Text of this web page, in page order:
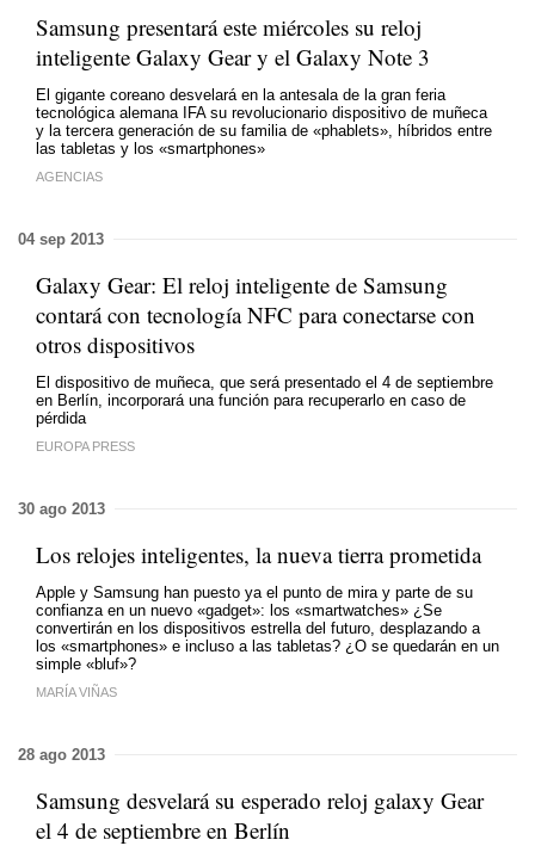
Samsung presentará este miércoles su reloj
inteligente Galaxy Gear y el Galaxy Note 3
El gigante coreano desvelará en la antesala de la gran feria
tecnológica alemana IFA su revolucionario dispositivo de muñeca
y la tercera generación de su familia de «phablets», híbridos entre
las tabletas y los «smartphones»
AGENCIAS
04 sep 2013
Galaxy Gear: El reloj inteligente de Samsung
contará con tecnología NFC para conectarse con
otros dispositivos
El dispositivo de muñeca, que será presentado el 4 de septiembre
en Berlín, incorporará una función para recuperarlo en caso de
pérdida
EUROPA PRESS
30 ago 2013
Los relojes inteligentes, la nueva tierra prometida
Apple y Samsung han puesto ya el punto de mira y parte de su
confianza en un nuevo «gadget»: los «smartwatches» ¿Se
convertirán en los dispositivos estrella del futuro, desplazando a
los «smartphones» e incluso a las tabletas? ¿O se quedarán en un
simple «bluf»?
MARÍA VIÑAS
28 ago 2013
Samsung desvelará su esperado reloj galaxy Gear
el 4 de septiembre en Berlín